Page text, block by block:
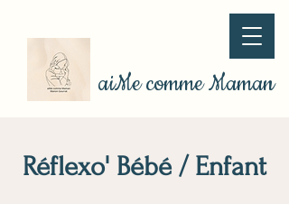
aiMe comme Maman
Réflexo' Bébé / Enfant